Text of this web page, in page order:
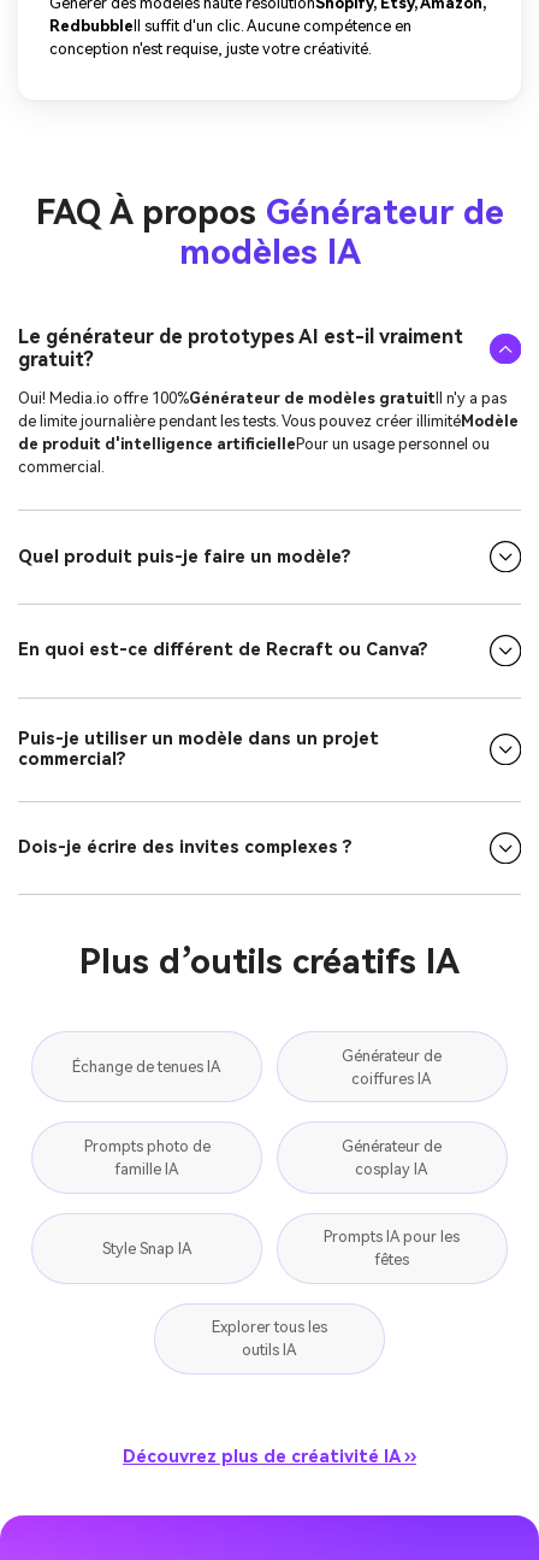
Redbubble Il suffit d'un clic. Aucune compétence en
conception n'est requise, juste votre créativité.
FAQ À propos Générateur de
modèles IA
Le générateur de prototypes AI est-il vraiment
gratuit?
Oui! Media.io offre 100%Générateur de modèles gratuit Il n'y a pas
de limite journalière pendant les tests. Vous pouvez créer illimitéModèle
de produit d'intelligence artificielle Pour un usage personnel ou
commercial.
Quel produit puis-je faire un modèle?
En quoi est-ce différent de Recraft ou Canva?
Puis-je utiliser un modèle dans un projet
commercial?
Dois-je écrire des invites complexes ?
Plus d’outils créatifs IA
Échange de tenues IA
Générateur de
coiffures IA
Prompts photo de
famille IA
Générateur de
cosplay IA
Style Snap IA
Prompts IA pour les
fêtes
Explorer tous les
outils IA
Découvrez plus de créativité IA ››